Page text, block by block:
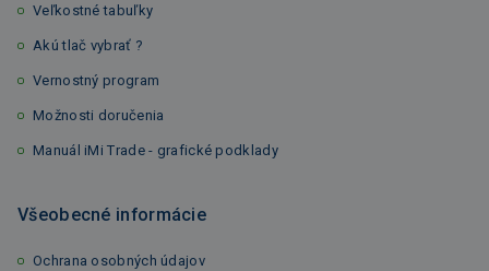
Veľkostné tabuľky
Akú tlač vybrať ?
Vernostný program
Možnosti doručenia
Manuál iMi Trade - grafické podklady
Všeobecné informácie
Ochrana osobných údajov